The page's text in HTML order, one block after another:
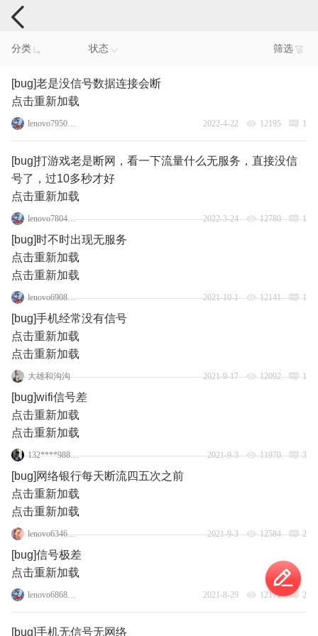
手机反馈
分类 状态 筛选
[bug]老是没信号数据连接会断
点击重新加载
lenovo79500566 2022-4-22 12195 1
[bug]打游戏老是断网，看一下流量什么无服务，直接没信
号了，过10多秒才好
点击重新加载
lenovo78040763 2022-3-24 12780 1
[bug]时不时出现无服务
点击重新加载
点击重新加载
lenovo69086894 2021-10-1 12141 1
[bug]手机经常没有信号
点击重新加载
点击重新加载
大雄和沟沟 2021-9-17 12092 1
[bug]wifi信号差
点击重新加载
点击重新加载
132****9883_8 2021-9-3 11970 3
[bug]网络银行每天断流四五次之前
点击重新加载
点击重新加载
lenovo63462732 2021-9-3 12584 2
[bug]信号极差
点击重新加载
lenovo68686911 2021-8-29 12171 2
[bug]手机无信号无网络